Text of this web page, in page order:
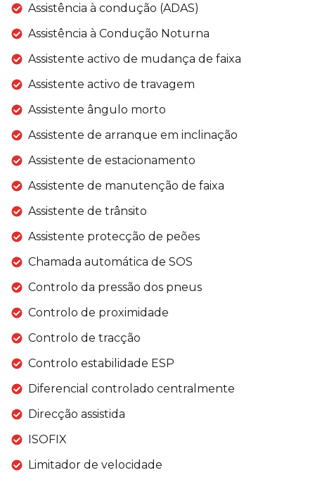
Assistência à condução (ADAS)
Assistência à Condução Noturna
Assistente activo de mudança de faixa
Assistente activo de travagem
Assistente ângulo morto
Assistente de arranque em inclinação
Assistente de estacionamento
Assistente de manutenção de faixa
Assistente de trânsito
Assistente protecção de peões
Chamada automática de SOS
Controlo da pressão dos pneus
Controlo de proximidade
Controlo de tracção
Controlo estabilidade ESP
Diferencial controlado centralmente
Direcção assistida
ISOFIX
Limitador de velocidade